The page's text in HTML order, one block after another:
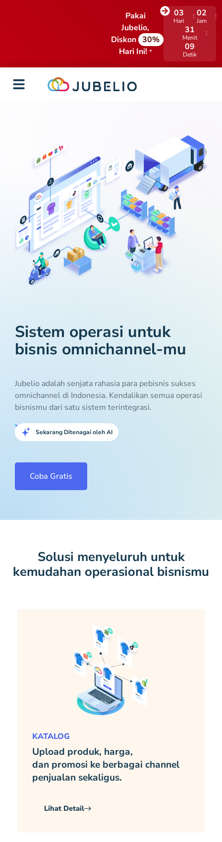
Pakai
Jubelio,
Diskon 30%
Hari Ini! *
03
Hari
02
Jam
31
Menit
08
Detik
Sistem operasi untuk
bisnis omnichannel-mu
Jubelio adalah senjata rahasia para pebisnis sukses
omnichannel di Indonesia. Kendalikan semua operasi
bisnismu dari satu sistem terintegrasi.
Sekarang Ditenagai oleh AI
Coba Gratis
Solusi menyeluruh untuk
kemudahan operasional bisnismu
KATALOG
Upload produk, harga,
dan promosi ke berbagai channel
penjualan sekaligus.
Lihat Detail